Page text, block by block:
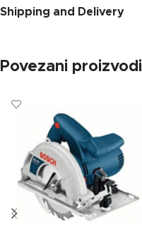
Shipping and Delivery
Povezani proizvodi